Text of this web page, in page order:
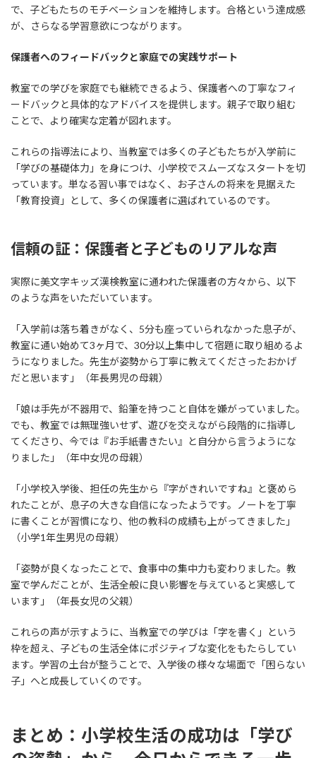
で、子どもたちのモチベーションを維持します。合格という達成感
が、さらなる学習意欲につながります。
保護者へのフィードバックと家庭での実践サポート
教室での学びを家庭でも継続できるよう、保護者への丁寧なフィ
ードバックと具体的なアドバイスを提供します。親子で取り組む
ことで、より確実な定着が図れます。
これらの指導法により、当教室では多くの子どもたちが入学前に
「学びの基礎体力」を身につけ、小学校でスムーズなスタートを切
っています。単なる習い事ではなく、お子さんの将来を見据えた
「教育投資」として、多くの保護者に選ばれているのです。
信頼の証：保護者と子どものリアルな声
実際に美文字キッズ漢検教室に通われた保護者の方々から、以下
のような声をいただいています。
「入学前は落ち着きがなく、5分も座っていられなかった息子が、
教室に通い始めて3ヶ月で、30分以上集中して宿題に取り組めるよ
うになりました。先生が姿勢から丁寧に教えてくださったおかげ
だと思います」（年長男児の母親）
「娘は手先が不器用で、鉛筆を持つこと自体を嫌がっていました。
でも、教室では無理強いせず、遊びを交えながら段階的に指導し
てくださり、今では『お手紙書きたい』と自分から言うようにな
りました」（年中女児の母親）
「小学校入学後、担任の先生から『字がきれいですね』と褒めら
れたことが、息子の大きな自信になったようです。ノートを丁寧
に書くことが習慣になり、他の教科の成績も上がってきました」
（小学1年生男児の母親）
「姿勢が良くなったことで、食事中の集中力も変わりました。教
室で学んだことが、生活全般に良い影響を与えていると実感して
います」（年長女児の父親）
これらの声が示すように、当教室での学びは「字を書く」という
枠を超え、子どもの生活全体にポジティブな変化をもたらしてい
ます。学習の土台が整うことで、入学後の様々な場面で「困らない
子」へと成長していくのです。
まとめ：小学校生活の成功は「学び